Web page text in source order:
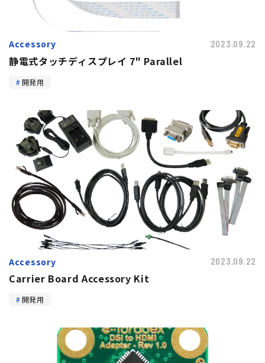
Accessory 2023.09.22
静電式タッチディスプレイ 7" Parallel
開発用
Accessory 2023.09.22
Carrier Board Accessory Kit
開発用